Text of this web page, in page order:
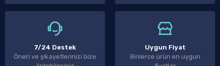
7/24 Destek
Öneri ve şikayetlerinizi bize
Uygun Fiyat
Binlerce ürün en uygun